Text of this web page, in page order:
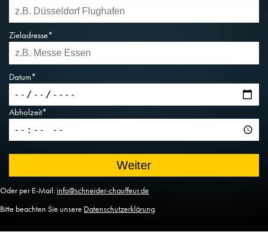
Zieladresse*
Datum*
Abholzeit*
Oder per E-Mail:info@schneider-chauffeur.de
Bitte beachten Sie unsere Datenschutzerklärung